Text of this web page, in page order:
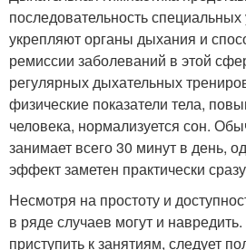
последовательность
укрепляют органы дыхания и
ремиссии заболеваний в этой
регулярных дыхательных
физические показатели тела,
человека, нормализуется сон.
занимает всего 30 минут в день,
эффект заметен практически
Несмотря на простоту и
в ряде случаев могут и
приступить к занятиям, следует